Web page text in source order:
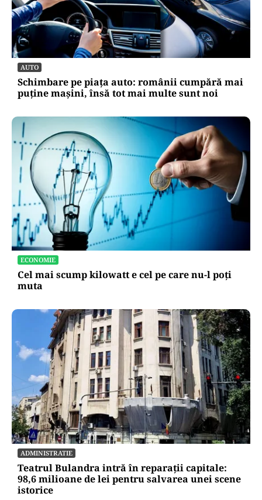
AUTO
Schimbare pe piața auto: românii cumpără mai
puține mașini, însă tot mai multe sunt noi
ECONOMIE
Cel mai scump kilowatt e cel pe care nu-l poți
muta
ADMINISTRATIE
Teatrul Bulandra intră în reparații capitale:
98,6 milioane de lei pentru salvarea unei scene
istorice